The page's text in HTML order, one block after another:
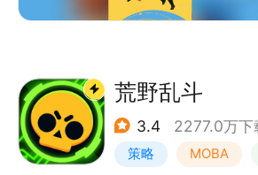
【内容】官方资讯同步直达，一手
难一键解答；
【个人资产】留存你与搭子们的精
耀时刻尽数珍藏；
【赛事】赛事内容整合服务，覆盖
荒野乱斗
3.4 2277.0万下
策略 MOBA